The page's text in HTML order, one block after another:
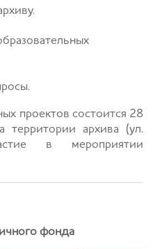
проектов состоится 28
архива (ул.
в мероприятии
фонда